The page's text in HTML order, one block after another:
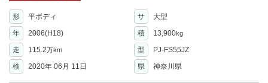
形 平ボディ サ
大型
年
2006(H18) 積 13,900kg
走 115.2万km 型
PJ-FS55JZ
検
2020年 06月 11日 県 神奈川県